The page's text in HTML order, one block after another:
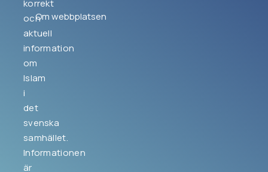
korrekt
och
aktuell
information
om
Islam
i
det
svenska
samhället.
Informationen
är
Om webbplatsen